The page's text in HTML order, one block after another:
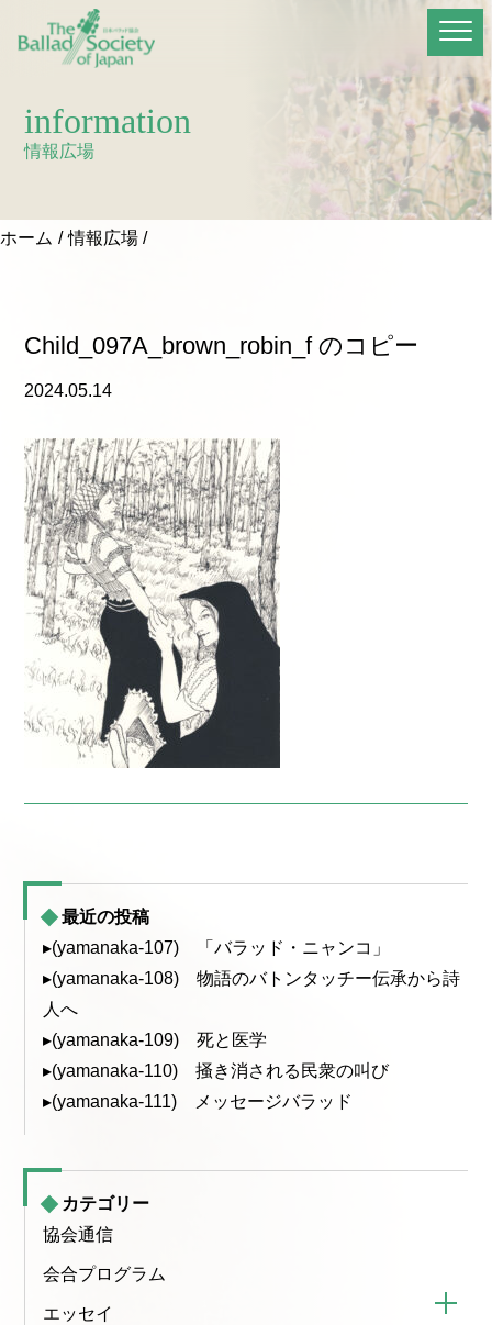
information
情報広場
ホーム 情報広場
Child_097A_brown_robin_f のコピー
2024.05.14
最近の投稿
▸(yamanaka-107) 「バラッド・ニャンコ」
▸(yamanaka-108) 物語のバトンタッチー伝承から詩
人へ
▸(yamanaka-109) 死と医学
▸(yamanaka-110) 掻き消される民衆の叫び
▸(yamanaka-111) メッセージバラッド
カテゴリー
協会通信
会合プログラム
エッセイ